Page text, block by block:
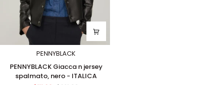
PENNYBLACK
PENNYBLACK
Giacca
PENNYBLACK Giacca n jersey
spalmato, nero - ITALICA